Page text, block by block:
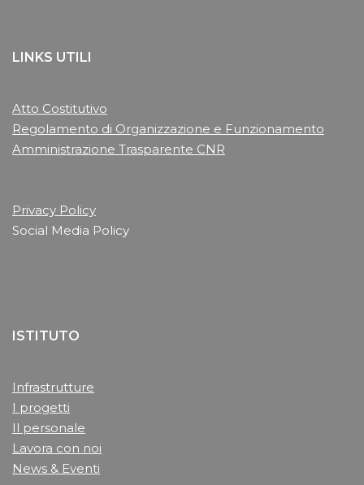
LINKS UTILI
Atto Costitutivo
Regolamento di Organizzazione e Funzionamento
Amministrazione Trasparente CNR
Privacy Policy
Social Media Policy
ISTITUTO
Infrastrutture
I progetti
Il personale
Lavora con noi
News & Eventi